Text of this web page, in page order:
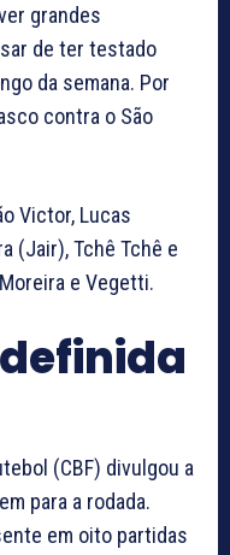
grandes
de ter testado
da semana. Por
contra o São
Victor, Lucas
(Jair), Tchê Tchê e
e Vegetti.
(CBF) divulgou a
para a rodada.
em oito partidas